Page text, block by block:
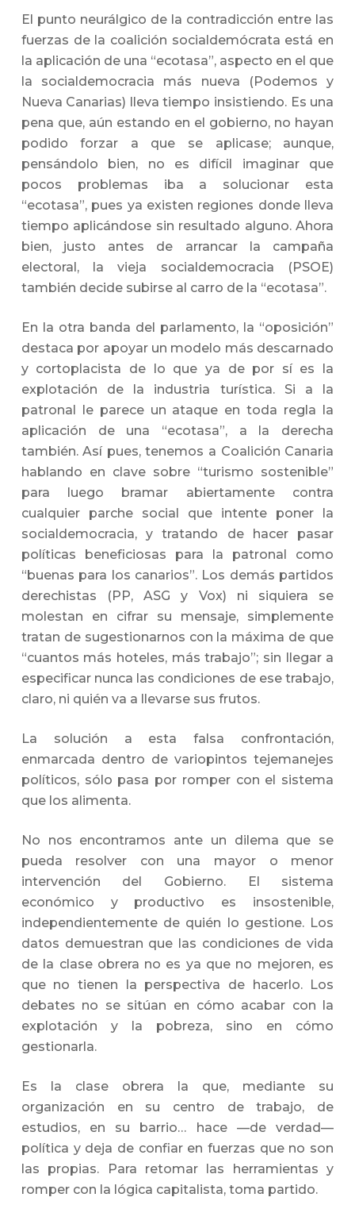
El punto neurálgico de la contradicción entre las
fuerzas de la coalición socialdemócrata está en
la aplicación de una “ecotasa”, aspecto en el que
la socialdemocracia más nueva (Podemos y
Nueva Canarias) lleva tiempo insistiendo. Es una
pena que, aún estando en el gobierno, no hayan
podido forzar a que se aplicase; aunque,
pensándolo bien, no es difícil imaginar que
pocos problemas iba a solucionar esta
“ecotasa”, pues ya existen regiones donde lleva
tiempo aplicándose sin resultado alguno. Ahora
bien, justo antes de arrancar la campaña
electoral, la vieja socialdemocracia (PSOE)
también decide subirse al carro de la “ecotasa”.
En la otra banda del parlamento, la “oposición”
destaca por apoyar un modelo más descarnado
y cortoplacista de lo que ya de por sí es la
explotación de la industria turística. Si a la
patronal le parece un ataque en toda regla la
aplicación de una “ecotasa”, a la derecha
también. Así pues, tenemos a Coalición Canaria
hablando en clave sobre “turismo sostenible”
para luego bramar abiertamente contra
cualquier parche social que intente poner la
socialdemocracia, y tratando de hacer pasar
políticas beneficiosas para la patronal como
“buenas para los canarios”. Los demás partidos
derechistas (PP, ASG y Vox) ni siquiera se
molestan en cifrar su mensaje, simplemente
tratan de sugestionarnos con la máxima de que
“cuantos más hoteles, más trabajo”; sin llegar a
especificar nunca las condiciones de ese trabajo,
claro, ni quién va a llevarse sus frutos.
La solución a esta falsa confrontación,
enmarcada dentro de variopintos tejemanejes
políticos, sólo pasa por romper con el sistema
que los alimenta.
No nos encontramos ante un dilema que se
pueda resolver con una mayor o menor
intervención del Gobierno. El sistema
económico y productivo es insostenible,
independientemente de quién lo gestione. Los
datos demuestran que las condiciones de vida
de la clase obrera no es ya que no mejoren, es
que no tienen la perspectiva de hacerlo. Los
debates no se sitúan en cómo acabar con la
explotación y la pobreza, sino en cómo
gestionarla.
Es la clase obrera la que, mediante su
organización en su centro de trabajo, de
estudios, en su barrio… hace —de verdad—
política y deja de confiar en fuerzas que no son
las propias. Para retomar las herramientas y
romper con la lógica capitalista, toma partido.